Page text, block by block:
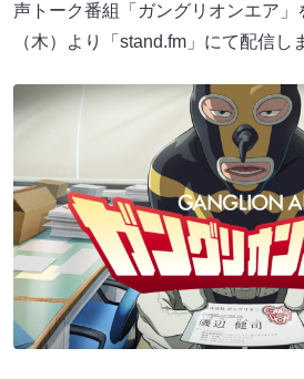
声トーク番組「ガングリオンエア」
（木）より「stand.fm」にて配信し